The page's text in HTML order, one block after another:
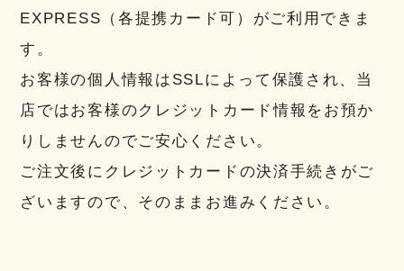
EXPRESS（各提携カード可）がご利用できま
す。
お客様の個人情報はSSLによって保護され、当
店ではお客様のクレジットカード情報をお預か
りしませんのでご安心ください。
ご注文後にクレジットカードの決済手続きがご
ざいますので、そのままお進みください。